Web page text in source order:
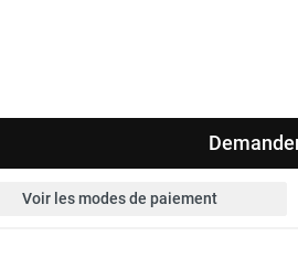
Voir les modes de paiement